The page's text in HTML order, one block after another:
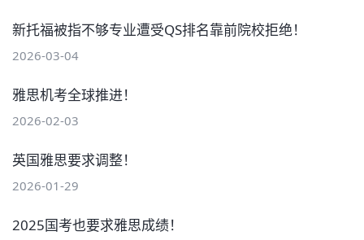
新托福被指不够专业遭受QS排名靠前院校拒绝！
2026-03-04
雅思机考全球推进！
2026-02-03
英国雅思要求调整！
2026-01-29
2025国考也要求雅思成绩！